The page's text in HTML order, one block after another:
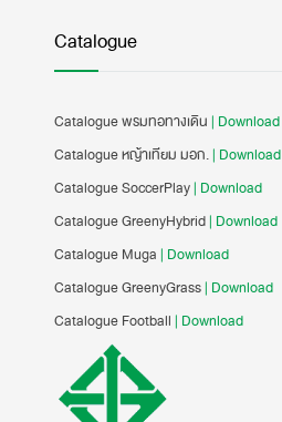
Catalogue
Catalogue พรมทอทางเดิน | Download
Catalogue หญ้าเทียม มอก.| Download
Catalogue SoccerPlay| Download
Catalogue GreenyHybrid| Download
Catalogue Muga | Download
Catalogue GreenyGrass| Download
Catalogue Football | Download